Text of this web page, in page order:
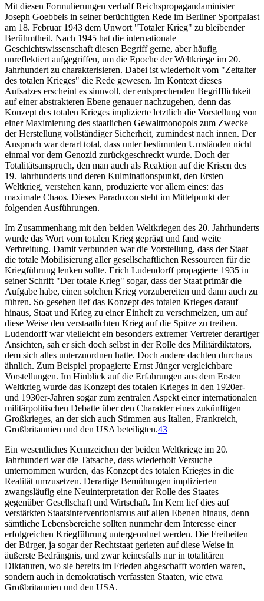
Mit diesen Formulierungen verhalf Reichspropagandaminister
Joseph Goebbels in seiner berüchtigten Rede im Berliner Sportpalast
am 18. Februar 1943 dem Unwort "Totaler Krieg" zu bleibender
Berühmtheit. Nach 1945 hat die internationale
Geschichtswissenschaft diesen Begriff gerne, aber häufig
unreflektiert aufgegriffen, um die Epoche der Weltkriege im 20.
Jahrhundert zu charakterisieren. Dabei ist wiederholt vom "Zeitalter
des totalen Krieges" die Rede gewesen. Im Kontext dieses
Aufsatzes erscheint es sinnvoll, der entsprechenden Begrifflichkeit
auf einer abstrakteren Ebene genauer nachzugehen, denn das
Konzept des totalen Krieges implizierte letztlich die Vorstellung von
einer Maximierung des staatlichen Gewaltmonopols zum Zwecke
der Herstellung vollständiger Sicherheit, zumindest nach innen. Der
Anspruch war derart total, dass unter bestimmten Umständen nicht
einmal vor dem Genozid zurückgeschreckt wurde. Doch der
Totalitätsanspruch, den man auch als Reaktion auf die Krisen des
19. Jahrhunderts und deren Kulminationspunkt, den Ersten
Weltkrieg, verstehen kann, produzierte vor allem eines: das
maximale Chaos. Dieses Paradoxon steht im Mittelpunkt der
folgenden Ausführungen.
Im Zusammenhang mit den beiden Weltkriegen des 20. Jahrhunderts
wurde das Wort vom totalen Krieg geprägt und fand weite
Verbreitung. Damit verbunden war die Vorstellung, dass der Staat
die totale Mobilisierung aller gesellschaftlichen Ressourcen für die
Kriegführung lenken sollte. Erich Ludendorff propagierte 1935 in
seiner Schrift "Der totale Krieg" sogar, dass der Staat primär die
Aufgabe habe, einen solchen Krieg vorzubereiten und dann auch zu
führen. So gesehen lief das Konzept des totalen Krieges darauf
hinaus, Staat und Krieg zu einer Einheit zu verschmelzen, um auf
diese Weise den verstaatlichten Krieg auf die Spitze zu treiben.
Ludendorff war vielleicht ein besonders extremer Vertreter derartiger
Ansichten, sah er sich doch selbst in der Rolle des Militärdiktators,
dem sich alles unterzuordnen hatte. Doch andere dachten durchaus
ähnlich. Zum Beispiel propagierte Ernst Jünger vergleichbare
Vorstellungen. Im Hinblick auf die Erfahrungen aus dem Ersten
Weltkrieg wurde das Konzept des totalen Krieges in den 1920er-
und 1930er-Jahren sogar zum zentralen Aspekt einer internationalen
militärpolitischen Debatte über den Charakter eines zukünftigen
Großkrieges, an der sich auch Stimmen aus Italien, Frankreich,
Großbritannien und den USA beteiligten.43
Ein wesentliches Kennzeichen der beiden Weltkriege im 20.
Jahrhundert war die Tatsache, dass wiederholt Versuche
unternommen wurden, das Konzept des totalen Krieges in die
Realität umzusetzen. Derartige Bemühungen implizierten
zwangsläufig eine Neuinterpretation der Rolle des Staates
gegenüber Gesellschaft und Wirtschaft. Im Kern lief dies auf
verstärkten Staatsinterventionismus auf allen Ebenen hinaus, denn
sämtliche Lebensbereiche sollten nunmehr dem Interesse einer
erfolgreichen Kriegführung untergeordnet werden. Die Freiheiten
der Bürger, ja sogar der Rechtstaat gerieten auf diese Weise in
äußerste Bedrängnis, und zwar keinesfalls nur in totalitären
Diktaturen, wo sie bereits im Frieden abgeschafft worden waren,
sondern auch in demokratisch verfassten Staaten, wie etwa
Großbritannien und den USA.